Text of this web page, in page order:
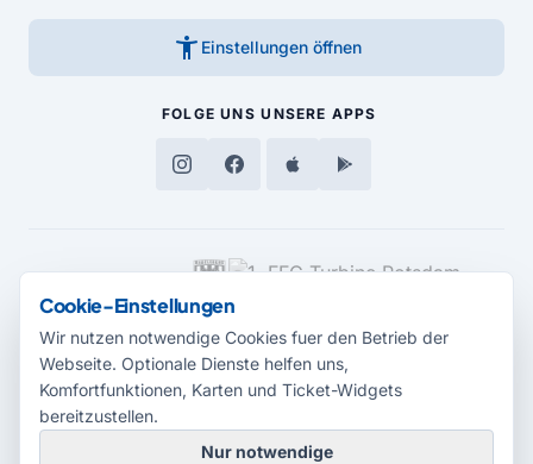
accessibility_new Einstellungen öffnen
FOLGE UNS UNSERE APPS
MEDIENPARTNER
Cookie-Einstellungen
Wir nutzen notwendige Cookies fuer den Betrieb der
Webseite. Optionale Dienste helfen uns,
Komfortfunktionen, Karten und Ticket-Widgets
bereitzustellen.
Nur notwendige